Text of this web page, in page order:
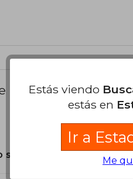
el libro
son Originales.
Estás viendo
estás en
Ir a
Me